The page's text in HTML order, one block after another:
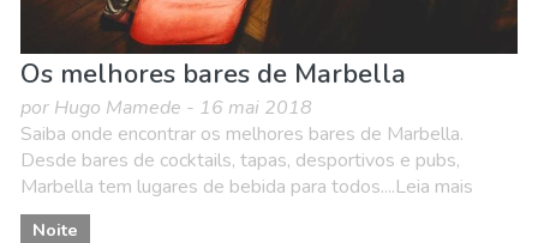
Os melhores bares de Marbella
por Hugo Mamede - 16 mai 2018
Saiba onde encontrar os melhores bares de Marbella.
Desde bares de cocktails, tapas, desportivos e pubs,
Marbella tem lugares de bebida para todos....Leia mais
Noite